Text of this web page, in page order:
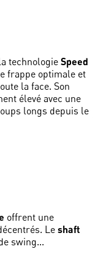
technologie Speed
frappe optimale et
la face. Son
élevé avec une
longs depuis le
offrent une
Le shaft
swing...